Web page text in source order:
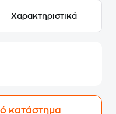
Χαρακτηριστικά
κατάστημα